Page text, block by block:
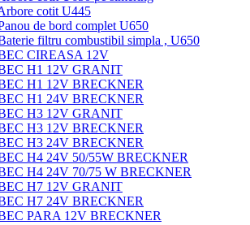
cotit U445
de bord complet U650
filtru combustibil simpla , U650
CIREASA 12V
H1 12V GRANIT
H1 12V BRECKNER
H1 24V BRECKNER
H3 12V GRANIT
H3 12V BRECKNER
H3 24V BRECKNER
H4 24V 50/55W BRECKNER
H4 24V 70/75 W BRECKNER
H7 12V GRANIT
H7 24V BRECKNER
PARA 12V BRECKNER